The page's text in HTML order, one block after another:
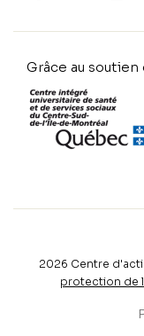
Grâce au soutien
2026 Centre
protection de